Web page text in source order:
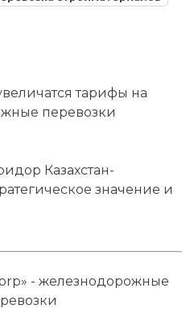
тарифы на
перевозки
Казахстан-
значение и
- железнодорожные